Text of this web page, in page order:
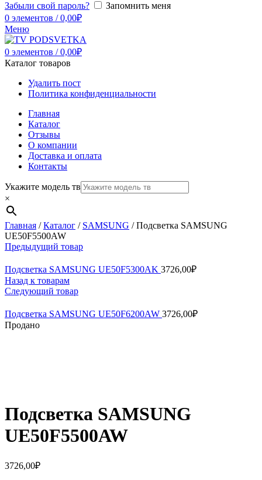
Забыли свой пароль?
Запомнить меня
0 элементов / 0,00₽
Меню
0 элементов / 0,00₽
Каталог товаров
Удалить пост
Политика конфиденциальности
Главная
Каталог
Отзывы
О компании
Доставка и оплата
Контакты
Укажите модель тв
×
Главная /Каталог / SAMSUNG /Подсветка SAMSUNG
UE50F5500AW
Предыдущий товар
Подсветка SAMSUNG UE50F5300AK 3726,00₽
Назад к товарам
Следующий товар
Подсветка SAMSUNG UE50F6200AW 3726,00₽
Продано
Подсветка SAMSUNG
UE50F5500AW
3726,00₽